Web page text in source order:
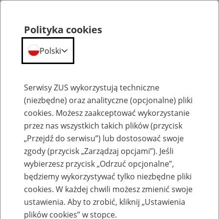
Szkolenia
Zaproś ZUS do siebie: Aktywni 50+
Polityka cookies
Polski
Serwisy ZUS wykorzystują techniczne
(niezbędne) oraz analityczne (opcjonalne) pliki
cookies. Możesz zaakceptować wykorzystanie
przez nas wszystkich takich plików (przycisk
„Przejdź do serwisu”) lub dostosować swoje
zgody (przycisk „Zarządzaj opcjami”). Jeśli
wybierzesz przycisk „Odrzuć opcjonalne”,
będziemy wykorzystywać tylko niezbędne pliki
cookies. W każdej chwili możesz zmienić swoje
ustawienia. Aby to zrobić, kliknij „Ustawienia
plików cookies” w stopce.